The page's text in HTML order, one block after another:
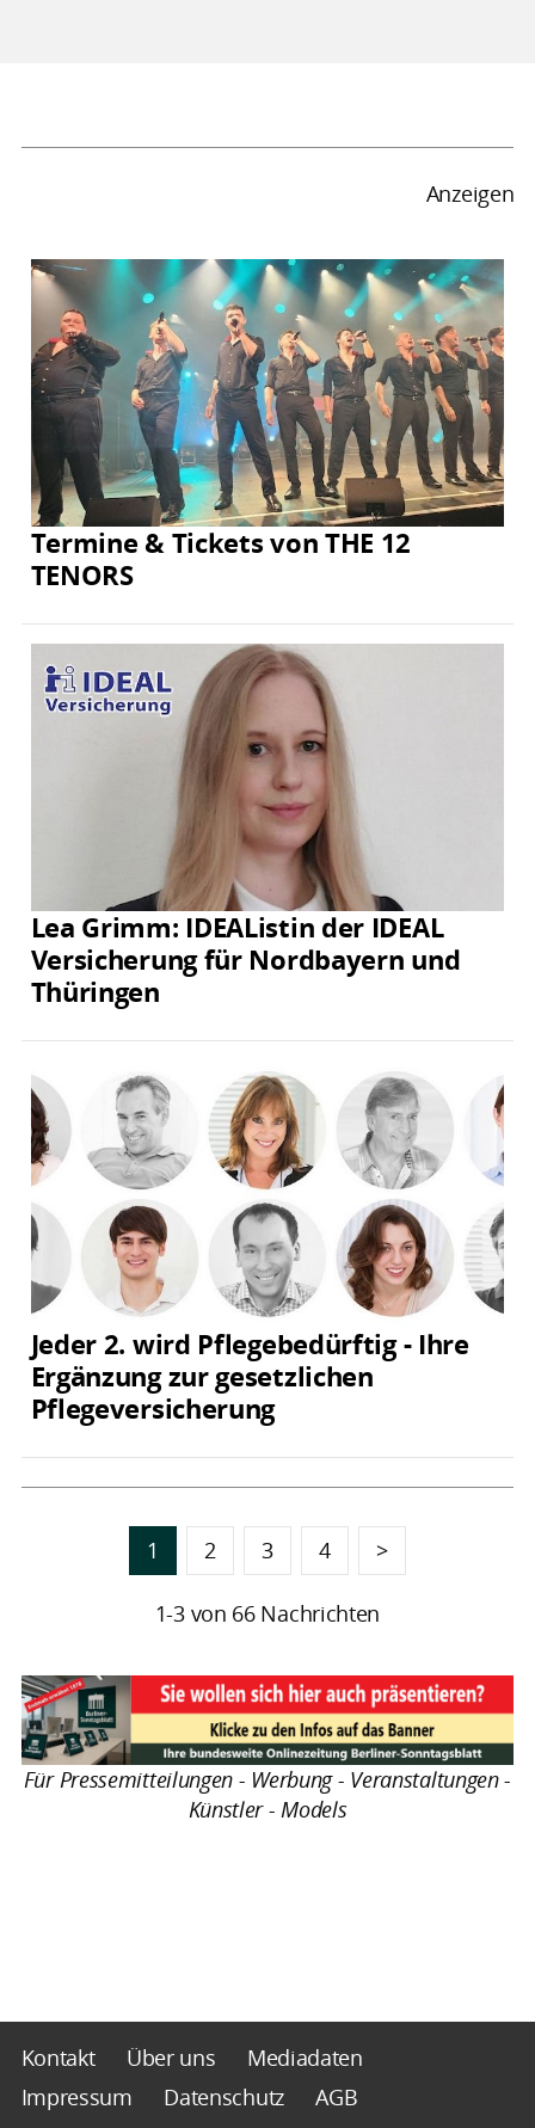
Anzeigen
Termine & Tickets von THE 12
TENORS
Lea Grimm: IDEAListin der IDEAL
Versicherung für Nordbayern und
Thüringen
Jeder 2. wird Pflegebedürftig - Ihre
Ergänzung zur gesetzlichen
Pflegeversicherung
1 2 3 4 >
1-3 von 66 Nachrichten
Für Pressemitteilungen - Werbung - Veranstaltungen -
Künstler - Models
Kontakt Über uns
Mediadaten
Impressum
Datenschutz
AGB